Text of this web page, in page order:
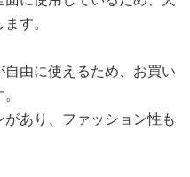
す。
由に使えるため、お買い
あり、ファッション性も